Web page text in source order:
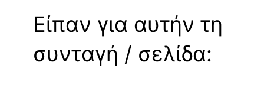
Είπαν για αυτήν τη
συνταγή / σελίδα: